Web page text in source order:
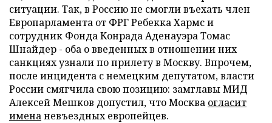
ситуации. Так, в Россию не смогли въехать член
Европарламента от ФРГ Ребекка Хармс и
сотрудник Фонда Конрада Аденауэра Томас
Шнайдер - оба о введенных в отношении них
санкциях узнали по прилету в Москву. Впрочем,
после инцидента с немецким депутатом, власти
России смягчила свою позицию: замглавы МИД
Алексей Мешков допустил, что Москва огласит
именаневъездных европейцев.